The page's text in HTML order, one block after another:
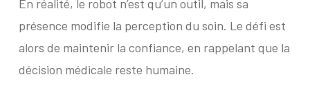
En réalité, le robot n’est qu’un outil, mais sa
présence modifie la perception du soin. Le défi est
alors de maintenir la confiance, en rappelant que la
décision médicale reste humaine.